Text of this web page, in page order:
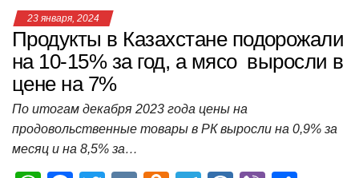
23 января, 2024
Продукты в Казахстане подорожали
на 10-15% за год, а мясо выросли в
цене на 7%
По итогам декабря 2023 года цены на
продовольственные товары в РК выросли на 0,9% за
месяц и на 8,5% за…